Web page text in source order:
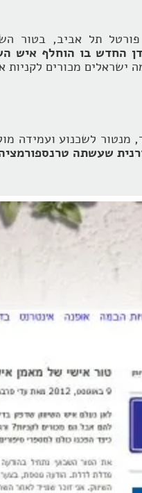
תל אביב, בטור
החדש בו הוחלף איש
ישראלים מכורים
מנטור לשכנוע ועמידה
שעשתה